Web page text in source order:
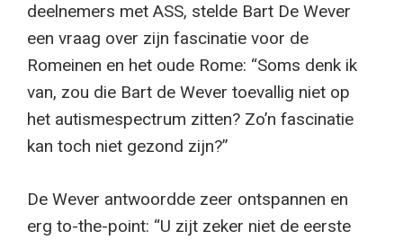
deelnemers met ASS, stelde Bart De Wever
een vraag over zijn fascinatie voor de
Romeinen en het oude Rome: “Soms denk ik
van, zou die Bart de Wever toevallig niet op
het autismespectrum zitten? Zo’n fascinatie
kan toch niet gezond zijn?”
De Wever antwoordde zeer ontspannen en
erg to-the-point: “U zijt zeker niet de eerste